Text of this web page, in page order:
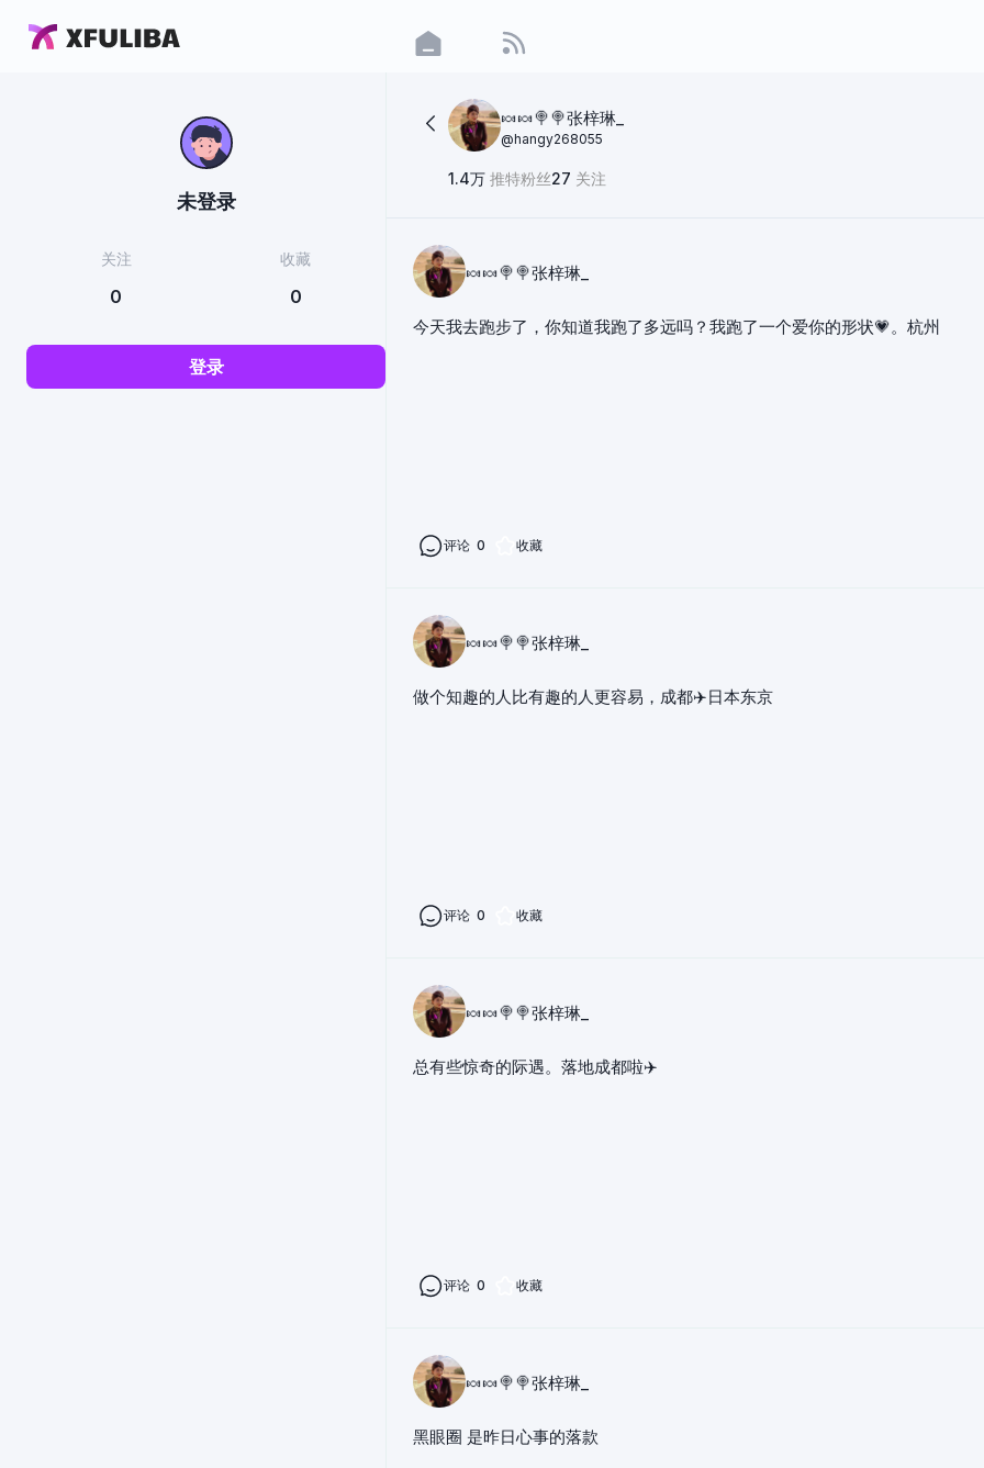
未登录
关注
0
收藏
0
登录
🍬🍬🍭🍭张梓琳_
@hangy268055
1.4万 推特粉丝27 关注
🍬🍬🍭🍭张梓琳_
今天我去跑步了，你知道我跑了多远吗？我跑了一个爱你的形状💗。杭州
评论 0 收藏
🍬🍬🍭🍭张梓琳_
做个知趣的人比有趣的人更容易，成都✈️日本东京
评论 0 收藏
🍬🍬🍭🍭张梓琳_
总有些惊奇的际遇。落地成都啦✈️
评论 0 收藏
🍬🍬🍭🍭张梓琳_
黑眼圈 是昨日心事的落款